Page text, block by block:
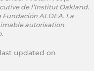
de l’Institut Oakland.
ALDEA. La
autorisation
updated on